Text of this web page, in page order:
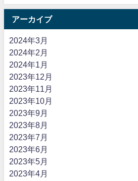
アーカイブ
2024年3月
2024年2月
2024年1月
2023年12月
2023年11月
2023年10月
2023年9月
2023年8月
2023年7月
2023年6月
2023年5月
2023年4月